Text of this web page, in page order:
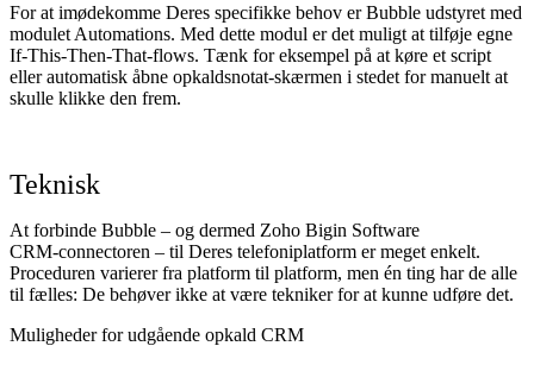
For at imødekomme Deres specifikke behov er Bubble udstyret med
modulet Automations. Med dette modul er det muligt at tilføje egne
If‑This‑Then‑That‑flows. Tænk for eksempel på at køre et script
eller automatisk åbne opkaldsnotat‑skærmen i stedet for manuelt at
skulle klikke den frem.
Teknisk
At forbinde Bubble – og dermed Zoho Bigin Software
CRM‑connectoren – til Deres telefoni­platform er meget enkelt.
Proceduren varierer fra platform til platform, men én ting har de alle
til fælles: De behøver ikke at være tekniker for at kunne udføre det.
Muligheder for udgående opkald CRM